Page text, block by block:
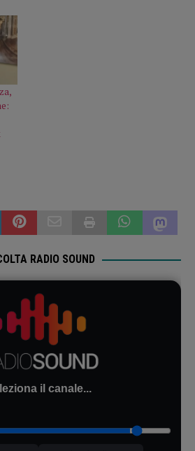
RADIO SOUND
il canale...